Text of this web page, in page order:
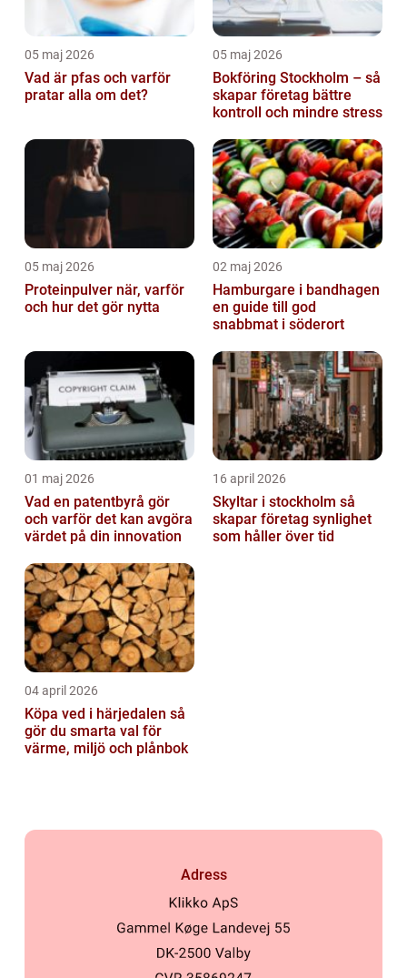
05 maj 2026
Vad är pfas och varför
pratar alla om det?
05 maj 2026
Bokföring Stockholm – så
skapar företag bättre
kontroll och mindre stress
05 maj 2026
Proteinpulver när, varför
och hur det gör nytta
02 maj 2026
Hamburgare i bandhagen
en guide till god
snabbmat i söderort
01 maj 2026
Vad en patentbyrå gör
och varför det kan avgöra
värdet på din innovation
16 april 2026
Skyltar i stockholm så
skapar företag synlighet
som håller över tid
04 april 2026
Köpa ved i härjedalen så
gör du smarta val för
värme, miljö och plånbok
Adress